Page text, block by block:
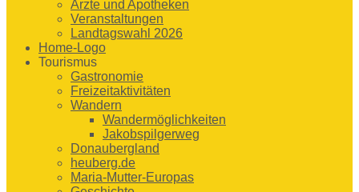
Ärzte und Apotheken
Veranstaltungen
Landtagswahl 2026
Home-Logo
Tourismus
Gastronomie
Freizeitaktivitäten
Wandern
Wandermöglichkeiten
Jakobspilgerweg
Donaubergland
heuberg.de
Maria-Mutter-Europas